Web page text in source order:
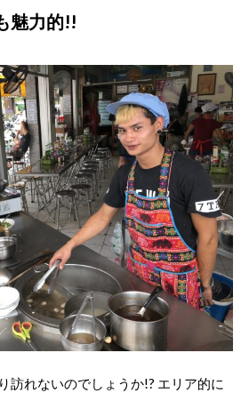
魅力的!!
訪れないのでしょうか!? エリア的に